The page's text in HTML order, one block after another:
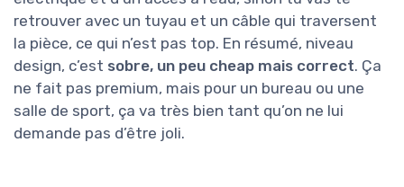
retrouver avec un tuyau et un câble qui traversent
la pièce, ce qui n’est pas top. En résumé, niveau
design, c’est sobre, un peu cheap mais correct. Ça
ne fait pas premium, mais pour un bureau ou une
salle de sport, ça va très bien tant qu’on ne lui
demande pas d’être joli.